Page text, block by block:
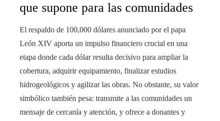
que supone para las comunidades
El respaldo de 100,000 dólares anunciado por el papa
León XIV aporta un impulso financiero crucial en una
etapa donde cada dólar resulta decisivo para ampliar la
cobertura, adquirir equipamiento, finalizar estudios
hidrogeológicos y agilizar las obras. No obstante, su valor
simbólico también pesa: transmite a las comunidades un
mensaje de cercanía y atención, y ofrece a donantes y